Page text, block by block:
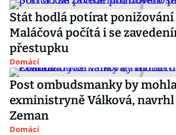
Stát hodlá potírat
Maláčová počítá i se
přestupku
Domácí
Post ombudsmanky by
exministryně Válková,
Zeman
Domácí